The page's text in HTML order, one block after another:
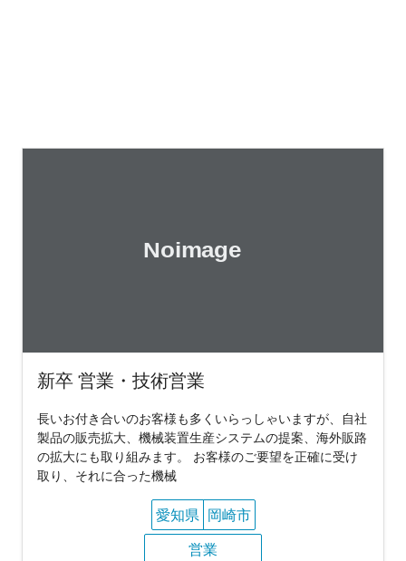
新卒 営業・技術営業
長いお付き合いのお客様も多くいらっしゃいますが、自社
製品の販売拡大、機械装置生産システムの提案、海外販路
の拡大にも取り組みます。 お客様のご要望を正確に受け
取り、それに合った機械
愛知県 岡崎市
営業